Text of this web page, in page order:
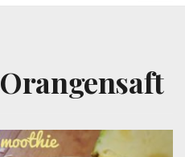
Orangensaft